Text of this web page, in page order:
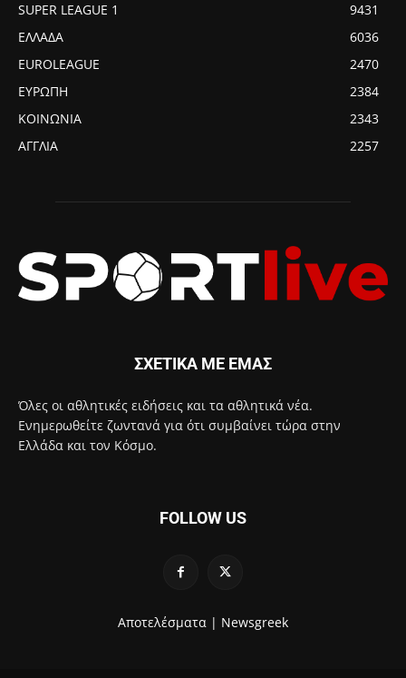
SUPER LEAGUE 1
9431
ΕΛΛΑΔΑ
6036
EUROLEAGUE
2470
ΕΥΡΩΠΗ
2384
ΚΟΙΝΩΝΙΑ
2343
ΑΓΓΛΙΑ
2257
ΣΧΕΤΙΚΑ ΜΕ ΕΜΑΣ
Όλες οι αθλητικές ειδήσεις και τα αθλητικά νέα.
Ενημερωθείτε ζωντανά για ότι συμβαίνει τώρα στην
Ελλάδα και τον Κόσμο.
FOLLOW US
Αποτελέσματα | Newsgreek